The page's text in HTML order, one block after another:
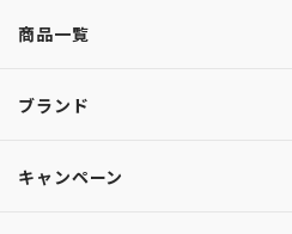
商品一覧
ブランド
キャンペーン